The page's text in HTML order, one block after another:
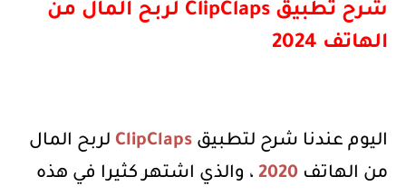
شرح تطبيق ClipClaps لربح المال من
الهاتف 2024
اليوم عندنا شرح لتطبيق ClipClaps لربح المال
من الهاتف 2020 ، والذي اشتهر كثيرا في هذه